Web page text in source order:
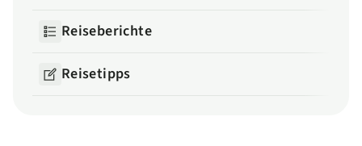
Reiseberichte
Reisetipps